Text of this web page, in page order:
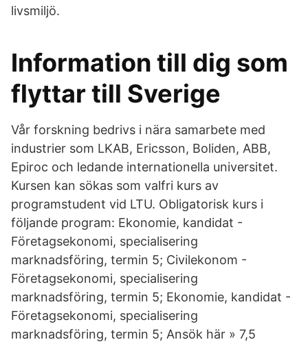
livsmiljö.
Information till dig som
flyttar till Sverige
Vår forskning bedrivs i nära samarbete med
industrier som LKAB, Ericsson, Boliden, ABB,
Epiroc och ledande internationella universitet.
Kursen kan sökas som valfri kurs av
programstudent vid LTU. Obligatorisk kurs i
följande program: Ekonomie, kandidat -
Företagsekonomi, specialisering
marknadsföring, termin 5; Civilekonom -
Företagsekonomi, specialisering
marknadsföring, termin 5; Ekonomie, kandidat -
Företagsekonomi, specialisering
marknadsföring, termin 5; Ansök här » 7,5